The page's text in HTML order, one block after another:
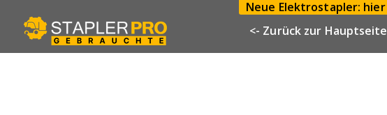
Neue Elektrostapler: hier
<- Zurück zur Hauptseite